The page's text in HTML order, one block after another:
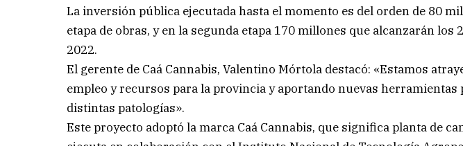
La inversión pública ejecutada hasta el momento es del orden de 80
etapa de obras, y en la segunda etapa 170 millones que alcanzarán los
2022.
El gerente de Caá Cannabis, Valentino Mórtola destacó: «Estamos
empleo y recursos para la provincia y aportando nuevas herramientas
distintas patologías».
Este proyecto adoptó la marca Caá Cannabis, que significa planta de